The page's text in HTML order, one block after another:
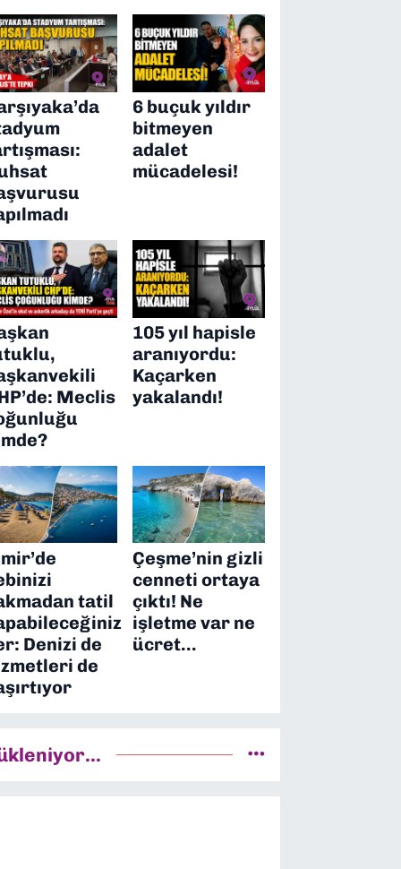
6 buçuk yıldır
bitmeyen
adalet
mücadelesi!
Meclis
105 yıl hapisle
aranıyordu:
Kaçarken
yakalandı!
tatil
Denizi de
de
Çeşme’nin gizli
cenneti ortaya
çıktı! Ne
işletme var ne
ücret…